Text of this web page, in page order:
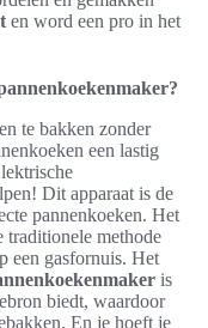
en word een pro in het
te bakken zonder
een lastig
Dit apparaat is de
pannenkoeken. Het
traditionele methode
een gasfornuis. Het
is
biedt, waardoor
En je hoeft je